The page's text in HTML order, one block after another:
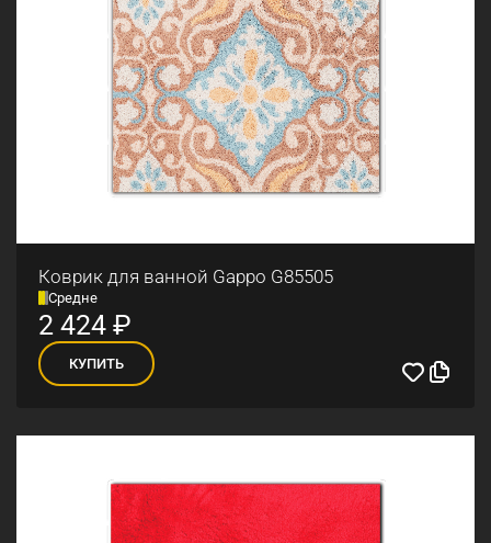
Коврик для ванной Gappo G85505
Средне
2 424₽
КУПИТЬ